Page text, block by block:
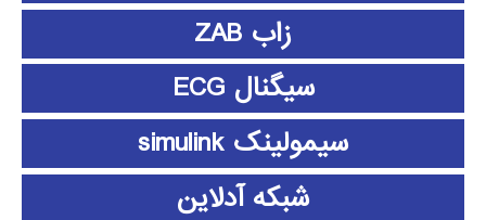
زاب ZAB
سیگنال ECG
سیمولینک simulink
شبکه آدلاین